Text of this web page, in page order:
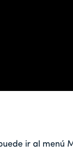
ir al menú